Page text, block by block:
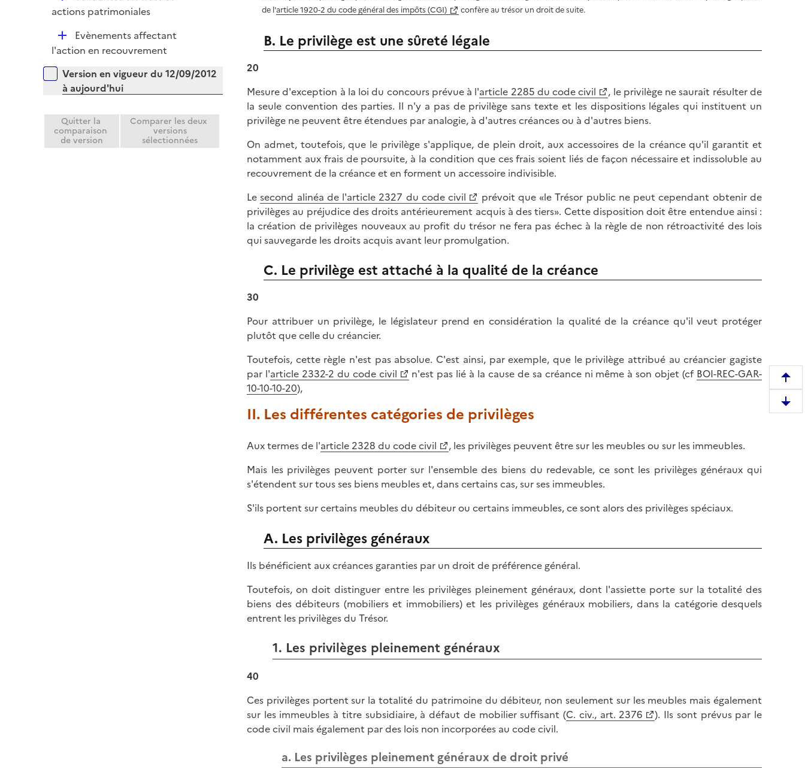
r
i
r
é
i
e
r
actions patrimoniales
D
é
l
i
r
Evènements affectant
l'action en recouvrement
Versions sur la période
Version en vigueur du 12/09/2012
à aujourd'hui
Quitter la
comparaison
de version
Comparer les deux
versions
sélectionnées
de l'article 1920-2 du code général des impôts (CGI) confère au trésor un droit de suite.
B. Le privilège est une sûreté légale
20
Mesure d'exception à la loi du concours prévue à l'article 2285 du code civil
, le privilège ne saurait résulter de
la seule convention des parties. Il n'y a pas de privilège sans texte et les dispositions légales qui instituent un
privilège ne peuvent être étendues par analogie, à d'autres créances ou à d'autres biens.
On admet, toutefois, que le privilège s'applique, de plein droit, aux accessoires de la créance qu'il garantit et
notamment aux frais de poursuite, à la condition que ces frais soient liés de façon nécessaire et indissoluble au
recouvrement de la créance et en forment un accessoire indivisible.
Lesecond alinéa de l'article 2327 du code civil
prévoit que «le Trésor public ne peut cependant obtenir de
privilèges au préjudice des droits antérieurement acquis à des tiers». Cette disposition doit être entendue ainsi :
la création de privilèges nouveaux au profit du trésor ne fera pas échec à la règle de non rétroactivité des lois
qui sauvegarde les droits acquis avant leur promulgation.
C. Le privilège est attaché à la qualité de la créance
30
Pour attribuer un privilège, le législateur prend en considération la qualité de la créance qu'il veut protéger
plutôt que celle du créancier.
Toutefois, cette règle n'est pas absolue. C'est ainsi, par exemple, que le privilège attribué au créancier gagiste
par l'article 2332-2 du code civil n'est pas lié à la cause de sa créance ni même à son objet (cf BOI-REC-GAR-
10-10-10-20),
II. Les différentes catégories de privilèges
Aux termes de l'article 2328 du code civil
, les privilèges peuvent être sur les meubles ou sur les immeubles.
Mais les privilèges peuvent porter sur l'ensemble des biens du redevable, ce sont les privilèges généraux qui
s'étendent sur tous ses biens meubles et, dans certains cas, sur ses immeubles.
S'ils portent sur certains meubles du débiteur ou certains immeubles, ce sont alors des privilèges spéciaux.
A. Les privilèges généraux
Ils bénéficient aux créances garanties par un droit de préférence général.
Toutefois, on doit distinguer entre les privilèges pleinement généraux, dont l'assiette porte sur la totalité des
biens des débiteurs (mobiliers et immobiliers) et les privilèges généraux mobiliers, dans la catégorie desquels
entrent les privilèges du Trésor.
1. Les privilèges pleinement généraux
40
Ces privilèges portent sur la totalité du patrimoine du débiteur, non seulement sur les meubles mais également
sur les immeubles à titre subsidiaire, à défaut de mobilier suffisant (C. civ., art. 2376
). Ils sont prévus par le
code civil mais également par des lois non incorporées au code civil.
a. Les privilèges pleinement généraux de droit privé
e
m
D